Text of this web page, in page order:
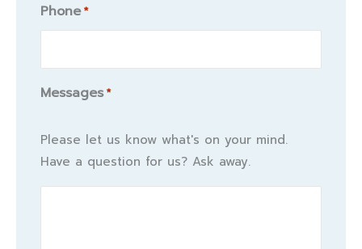
Phone *
Messages *
Please let us know what's on your mind.
Have a question for us? Ask away.